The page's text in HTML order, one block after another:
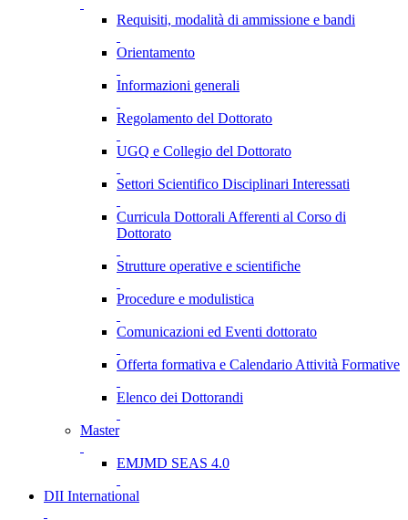
Requisiti, modalità di ammissione e bandi
Orientamento
Informazioni generali
Regolamento del Dottorato
UGQ e Collegio del Dottorato
Settori Scientifico Disciplinari Interessati
Curricula Dottorali Afferenti al Corso di
Dottorato
Strutture operative e scientifiche
Procedure e modulistica
Comunicazioni ed Eventi dottorato
Offerta formativa e Calendario Attività Formative
Elenco dei Dottorandi
Master
EMJMD SEAS 4.0
DII International